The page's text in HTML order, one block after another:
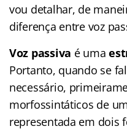
vou detalhar, de
diferença entre voz
Voz passiva é uma
Portanto, quando se
necessário,
morfossintáticos de
representada em dois